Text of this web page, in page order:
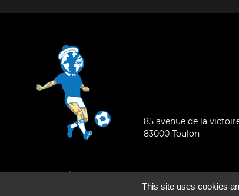
85 avenue de la
83000 Toulon
Mentions légales-Qui sommes-nous ?
©2026 - Tous droits réservés - Conception :epartenair e
This site uses cookies